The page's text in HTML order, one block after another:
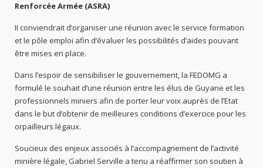
Renforcée Armée (ASRA)
II conviendrait d’organiser une réunion avec le service formation
et le pôle emploi afin d’évaluer les possibilités d’aides pouvant
être mises en place.
Dans l’espoir de sensibiliser le gouvernement, la FEDOMG a
formulé le souhait d’une réunion entre les élus de Guyane et les
professionnels miniers afin de porter leur voix auprès de l’Etat
dans le but d’obtenir de meilleures conditions d’exercice pour les
orpailleurs légaux.
Soucieux des enjeux associés à l’accompagnement de l’activité
minière légale, Gabriel Serville a tenu a réaffirmer son soutien à